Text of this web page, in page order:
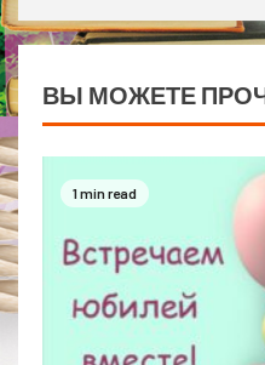
ВЫ МОЖЕТЕ
1 min read